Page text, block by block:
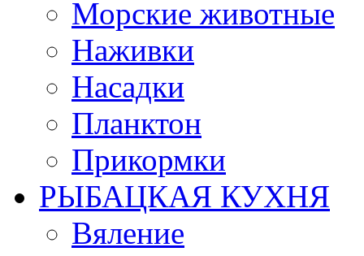
Морские животные
Наживки
Насадки
Планктон
Прикормки
РЫБАЦКАЯ КУХНЯ
Вяление